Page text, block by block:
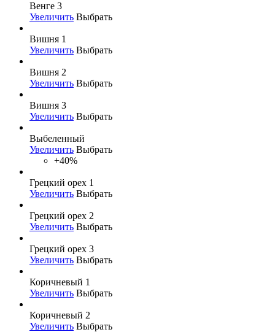
Венге 3
Увеличить Выбрать
Вишня 1
Увеличить Выбрать
Вишня 2
Увеличить Выбрать
Вишня 3
Увеличить Выбрать
Выбеленный
Увеличить Выбрать
+40%
Грецкий орех 1
Увеличить Выбрать
Грецкий орех 2
Увеличить Выбрать
Грецкий орех 3
Увеличить Выбрать
Коричневый 1
Увеличить Выбрать
Коричневый 2
Увеличить Выбрать